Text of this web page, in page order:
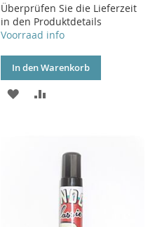
Überprüfen Sie die Lieferzeit
in den Produktdetails
Voorraad info
In den Warenkorb
ZUR